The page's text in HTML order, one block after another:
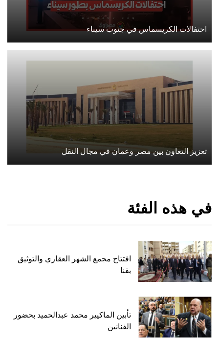
احتفالات الكريسماس في جنوب سيناء
تعزيز التعاون بين مصر وعمان في مجال النقل
في هذه الفئة
افتتاح مجمع الشهر العقاري والتوثيق
بقنا
تأبين الماكيير محمد عبدالحميد بحضور
الفنانين